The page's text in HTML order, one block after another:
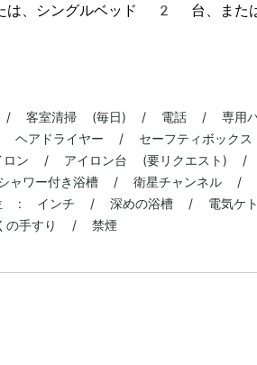
、シングルベッド 2 台、または
客室清掃 (毎日) / 電話 / 専用バ
アドライヤー / セーフティボック
/ アイロン台 (要リクエスト) / ボ
ー付き浴槽 / 衛星チャンネル /
位 : インチ / 深めの浴槽 / 電気
の手すり / 禁煙